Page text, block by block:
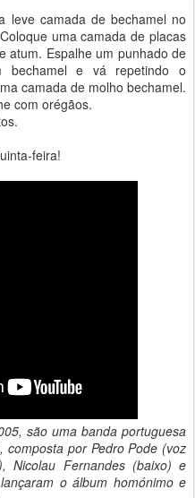
leve camada de bechamel no
uma camada de placas
atum. Espalhe um punhado de
bechamel e vá repetindo o
camada de molho bechamel.
com orégãos.
feira!
são uma banda portuguesa
por Pedro Pode (voz
Nicolau Fernandes (baixo) e
o álbum homónimo e